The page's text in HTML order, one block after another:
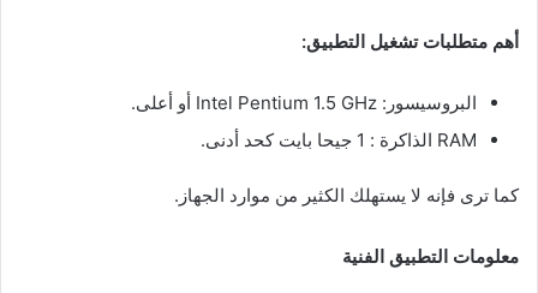
أهم متطلبات تشغيل التطبيق:
البروسيسور: Intel Pentium 1.5 GHz أو أعلى.
RAM الذاكرة : 1 جيحا بايت كحد أدنى.
كما ترى فإنه لا يستهلك الكثير من موارد الجهاز.
معلومات التطبيق الفنية